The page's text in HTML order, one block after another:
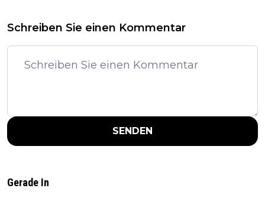
Schreiben Sie einen Kommentar
SENDEN
Gerade In